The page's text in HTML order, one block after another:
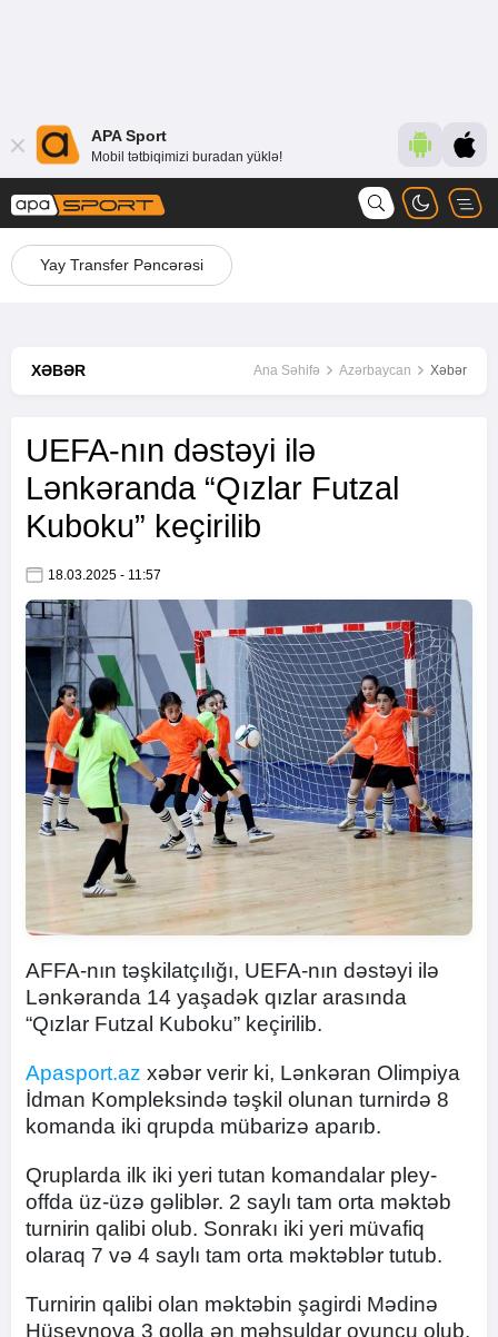
APA Sport
Mobil tətbiqimizi buradan yüklə!
Yay Transfer Pəncərəsi
XƏBƏR Ana Səhifə Azərbaycan Xəbər
UEFA-nın dəstəyi ilə
Lənkəranda “Qızlar Futzal
Kuboku” keçirilib
18.03.2025 - 11:57
AFFA-nın təşkilatçılığı, UEFA-nın dəstəyi ilə
Lənkəranda 14 yaşadək qızlar arasında
“Qızlar Futzal Kuboku” keçirilib.
Apasport.az xəbər verir ki, Lənkəran Olimpiya
İdman Kompleksində təşkil olunan turnirdə 8
komanda iki qrupda mübarizə aparıb.
Qruplarda ilk iki yeri tutan komandalar pley-
offda üz-üzə gəliblər. 2 saylı tam orta məktəb
turnirin qalibi olub. Sonrakı iki yeri müvafiq
olaraq 7 və 4 saylı tam orta məktəblər tutub.
Turnirin qalibi olan məktəbin şagirdi Mədinə
Hüseynova 3 qolla ən məhsuldar oyunçu olub.